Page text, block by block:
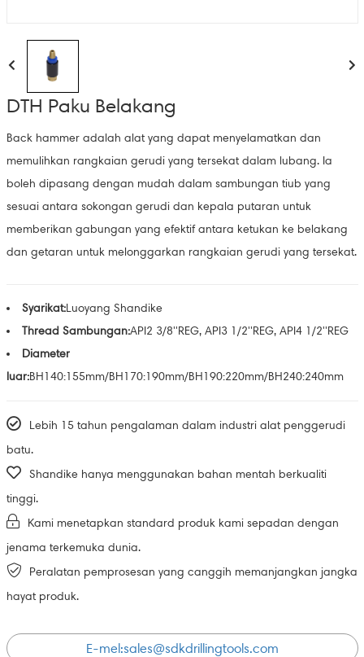
DTH Paku Belakang
Back hammer adalah alat yang dapat menyelamatkan dan
memulihkan rangkaian gerudi yang tersekat dalam lubang. Ia
boleh dipasang dengan mudah dalam sambungan tiub yang
sesuai antara sokongan gerudi dan kepala putaran untuk
memberikan gabungan yang efektif antara ketukan ke belakang
dan getaran untuk melonggarkan rangkaian gerudi yang tersekat.
Syarikat:Luoyang Shandike
Thread Sambungan:API2 3/8''REG, API3 1/2''REG, API4 1/2''REG
Diameter
luar:BH140:155mm/BH170:190mm/BH190:220mm/BH240:240mm
Lebih 15 tahun pengalaman dalam industri alat penggerudi
batu.
Shandike hanya menggunakan bahan mentah berkualiti
tinggi.
Kami menetapkan standard produk kami sepadan dengan
jenama terkemuka dunia.
Peralatan pemprosesan yang canggih memanjangkan jangka
hayat produk.
E-mel:sales@sdkdrillingtools.com